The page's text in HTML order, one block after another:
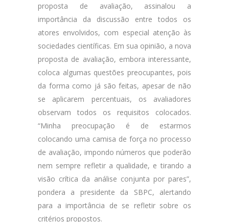
proposta de avaliação, assinalou a
importância da discussão entre todos os
atores envolvidos, com especial atenção às
sociedades científicas. Em sua opinião, a nova
proposta de avaliação, embora interessante,
coloca algumas questões preocupantes, pois
da forma como já são feitas, apesar de não
se aplicarem percentuais, os avaliadores
observam todos os requisitos colocados.
“Minha preocupação é de estarmos
colocando uma camisa de força no processo
de avaliação, impondo números que poderão
nem sempre refletir a qualidade, e tirando a
visão crítica da análise conjunta por pares”,
pondera a presidente da SBPC, alertando
para a importância de se refletir sobre os
critérios propostos.